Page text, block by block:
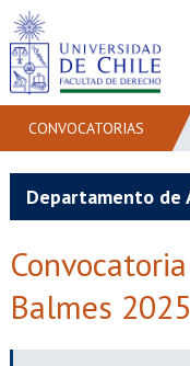
CONVOCATORIAS
Departamento de
Balmes 2025